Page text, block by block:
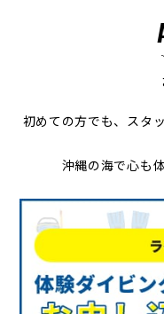
初めての方でも、スタ
沖縄の海で心も